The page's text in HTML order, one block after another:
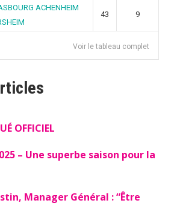
ACHENHEIM
43 9
Voir le tableau complet
OFFICIEL
– Une superbe saison pour la
Manager Général : “Être